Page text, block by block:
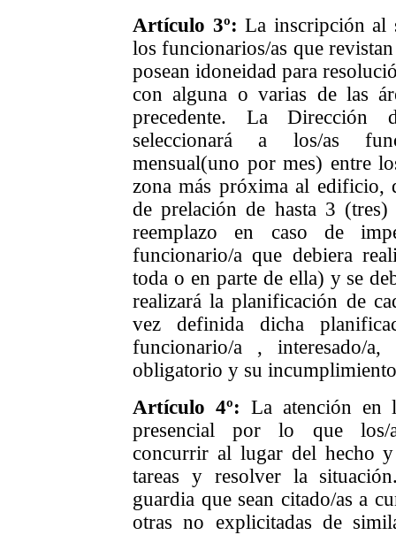
Artículo 3º: La inscripción al
los funcionarios/as que
posean idoneidad para
con alguna o varias de las
precedente. La Dirección
seleccionará a los/as
mensual(uno por mes) entre
zona más próxima al edificio,
de prelación de hasta 3
reemplazo en caso de
funcionario/a que debiera
toda o en parte de ella) y se
realizará la planificación de
vez definida dicha
funcionario/a , interesado/
obligatorio y su
Artículo 4º: La atención en
presencial por lo que los/
concurrir al lugar del hecho
tareas y resolver la
guardia que sean citado/as a
otras no explicitadas de